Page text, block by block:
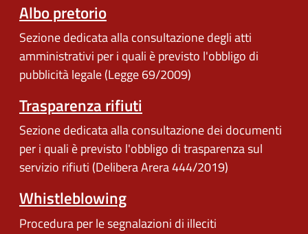
Albo pretorio
Sezione dedicata alla consultazione degli atti
amministrativi per i quali è previsto l'obbligo di
pubblicità legale (Legge 69/2009)
Trasparenza rifiuti
Sezione dedicata alla consultazione dei documenti
per i quali è previsto l'obbligo di trasparenza sul
servizio rifiuti (Delibera Arera 444/2019)
Whistleblowing
Procedura per le segnalazioni di illeciti